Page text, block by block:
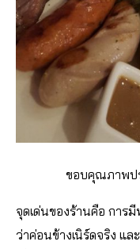
ขอบคุณภาพป
จุดเด่นของร้านคือ การ
ว่าค่อนข้างเนิร์ดจริง แ